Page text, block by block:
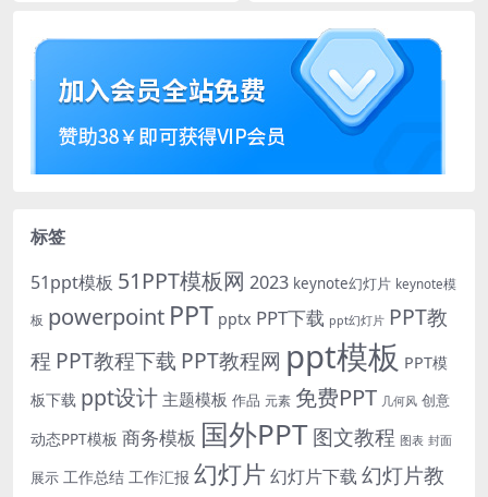
标签
51ppt模板 51PPT模板网 2023 keynote幻灯片 keynote模
板 powerpoint PPT pptx PPT下载 ppt幻灯片 PPT教
程 PPT教程下载 PPT教程网 ppt模板 PPT模
板下载 ppt设计 主题模板 作品 元素 免费PPT 几何风 创意
动态PPT模板 商务模板 国外PPT图文教程 图表 封面
展示 工作总结 工作汇报 幻灯片 幻灯片下载 幻灯片教